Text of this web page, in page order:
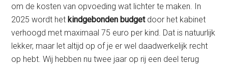
om de kosten van opvoeding wat lichter te maken. In
2025 wordt hetkindgebonden budget door het kabinet
verhoogd met maximaal 75 euro per kind. Dat is natuurlijk
lekker, maar let altijd op of je er wel daadwerkelijk recht
op hebt. Wij hebben nu twee jaar op rij een deel terug